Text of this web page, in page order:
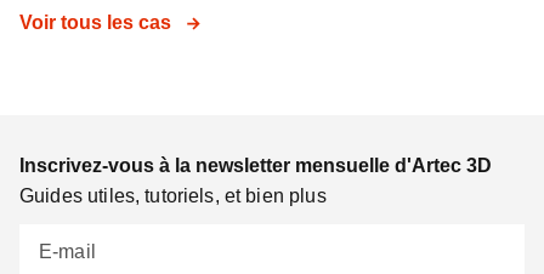
Voir tous les cas
Inscrivez-vous à la newsletter mensuelle d'Artec 3D
Guides utiles, tutoriels, et bien plus
E-mail